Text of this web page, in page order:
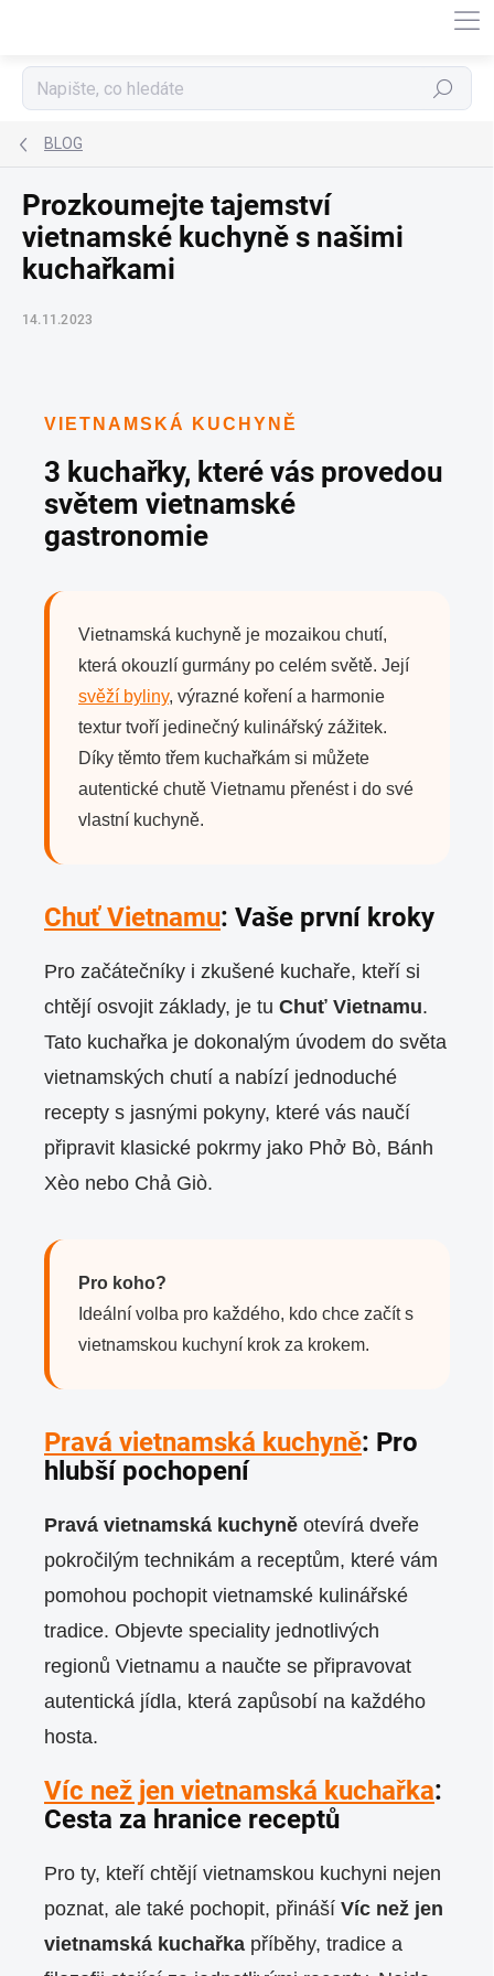
Hledat
BLOG
Prozkoumejte tajemství
vietnamské kuchyně s našimi
kuchařkami
14.11.2023
VIETNAMSKÁ KUCHYNĚ
3 kuchařky, které vás provedou
světem vietnamské
gastronomie
Vietnamská kuchyně je mozaikou chutí,
která okouzlí gurmány po celém světě. Její
svěží byliny, výrazné koření a harmonie
textur tvoří jedinečný kulinářský zážitek.
Díky těmto třem kuchařkám si můžete
autentické chutě Vietnamu přenést i do své
vlastní kuchyně.
Chuť Vietnamu: Vaše první kroky
Pro začátečníky i zkušené kuchaře, kteří si
chtějí osvojit základy, je tu Chuť Vietnamu.
Tato kuchařka je dokonalým úvodem do světa
vietnamských chutí a nabízí jednoduché
recepty s jasnými pokyny, které vás naučí
připravit klasické pokrmy jako Phở Bò, Bánh
Xèo nebo Chả Giò.
Pro koho?
Ideální volba pro každého, kdo chce začít s
vietnamskou kuchyní krok za krokem.
Pravá vietnamská kuchyně: Pro
hlubší pochopení
Pravá vietnamská kuchyně otevírá dveře
pokročilým technikám a receptům, které vám
pomohou pochopit vietnamské kulinářské
tradice. Objevte speciality jednotlivých
regionů Vietnamu a naučte se připravovat
autentická jídla, která zapůsobí na každého
hosta.
Víc než jen vietnamská kuchařka:
Cesta za hranice receptů
Pro ty, kteří chtějí vietnamskou kuchyni nejen
poznat, ale také pochopit, přináší Víc než jen
vietnamská kuchařka příběhy, tradice a